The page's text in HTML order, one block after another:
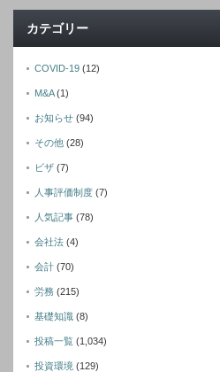
カテゴリー
COVID-19 (12)
M&A(1)
お知らせ (94)
その他 (28)
ビザ (7)
人事評価制度 (7)
人気記事 (78)
会社法 (4)
会計 (70)
労務 (215)
基礎知識 (8)
投稿一覧 (1,034)
投資環境 (129)